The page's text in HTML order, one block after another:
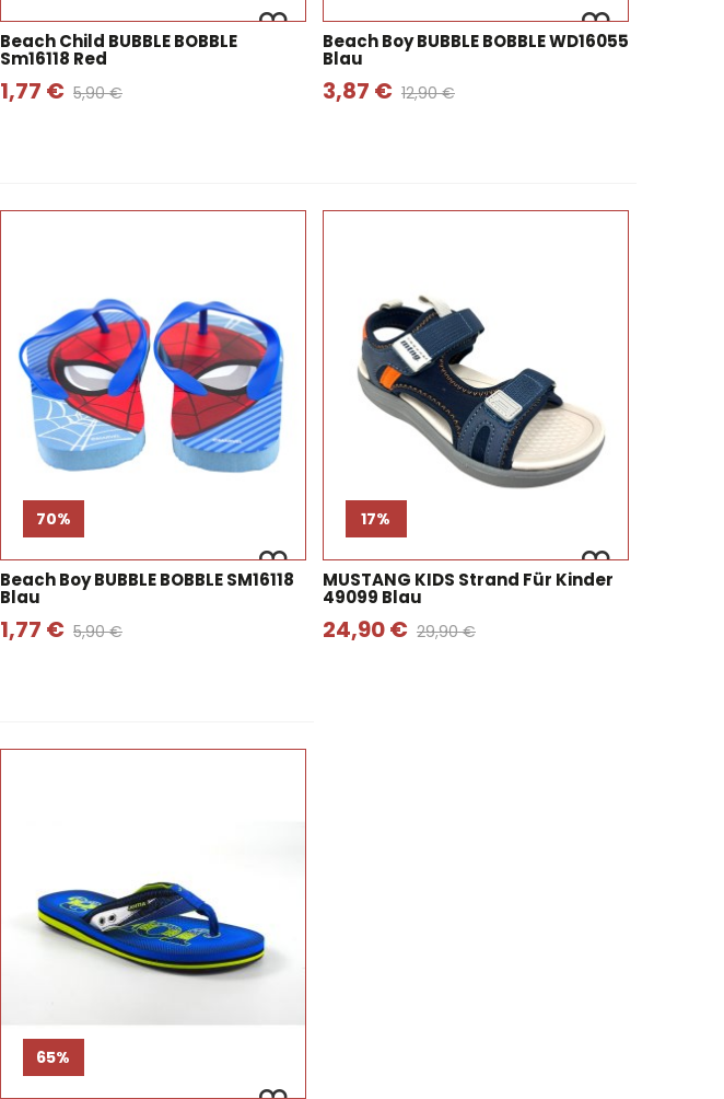
Beach Child BUBBLE BOBBLE
Sm16118 Red
1,77 € 5,90 €
Beach Boy BUBBLE BOBBLE WD16055
Blau
3,87 € 12,90 €
70%
Beach Boy BUBBLE BOBBLE SM16118
Blau
1,77 € 5,90 €
17%
MUSTANG KIDS Strand Für Kinder
49099 Blau
24,90 € 29,90 €
65%